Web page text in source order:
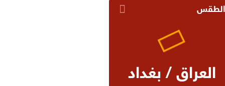
الطقس
العراق / بغداد